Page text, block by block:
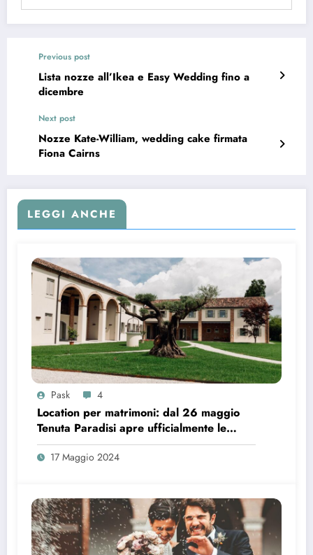
Previous post
Lista nozze all’Ikea e Easy Wedding fino a
dicembre
Next post
Nozze Kate-William, wedding cake firmata
Fiona Cairns
LEGGI ANCHE
Pask 4
Location per matrimoni: dal 26 maggio
Tenuta Paradisi apre ufficialmente le
prenotazioni
17 Maggio 2024